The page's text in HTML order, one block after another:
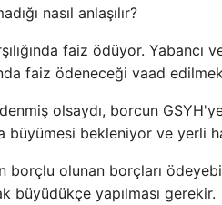
nasıl anlaşılır?
faiz ödüyor. Yabancı
faiz ödeneceği vaad
olsaydı, borcun
büyümesi bekleniyor ve yerli
olunan borçları
büyüdükçe yapılması gerekir.